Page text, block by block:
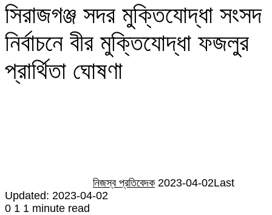
সিরাজগঞ্জ সদর মুক্তিযোদ্ধা সংসদ
নির্বাচনে বীর মুক্তিযোদ্ধা ফজলুর
প্রার্থিতা ঘোষণা
নিজস্ব প্রতিবেদক 2023-04-02Last
Updated: 2023-04-02
0 1 1 minute read